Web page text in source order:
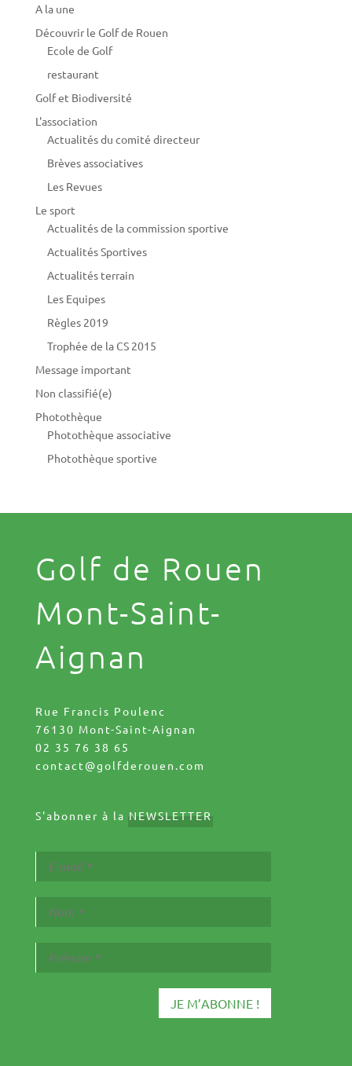
A la une
Découvrir le Golf de Rouen
Ecole de Golf
restaurant
Golf et Biodiversité
L'association
Actualités du comité directeur
Brèves associatives
Les Revues
Le sport
Actualités de la commission sportive
Actualités Sportives
Actualités terrain
Les Equipes
Règles 2019
Trophée de la CS 2015
Message important
Non classifié(e)
Photothèque
Photothèque associative
Photothèque sportive
Golf de Rouen
Mont-Saint-
Aignan
Rue Francis Poulenc
76130 Mont-Saint-Aignan
02 35 76 38 65
contact@golfderouen.com
S'abonner à la NEWSLETTER